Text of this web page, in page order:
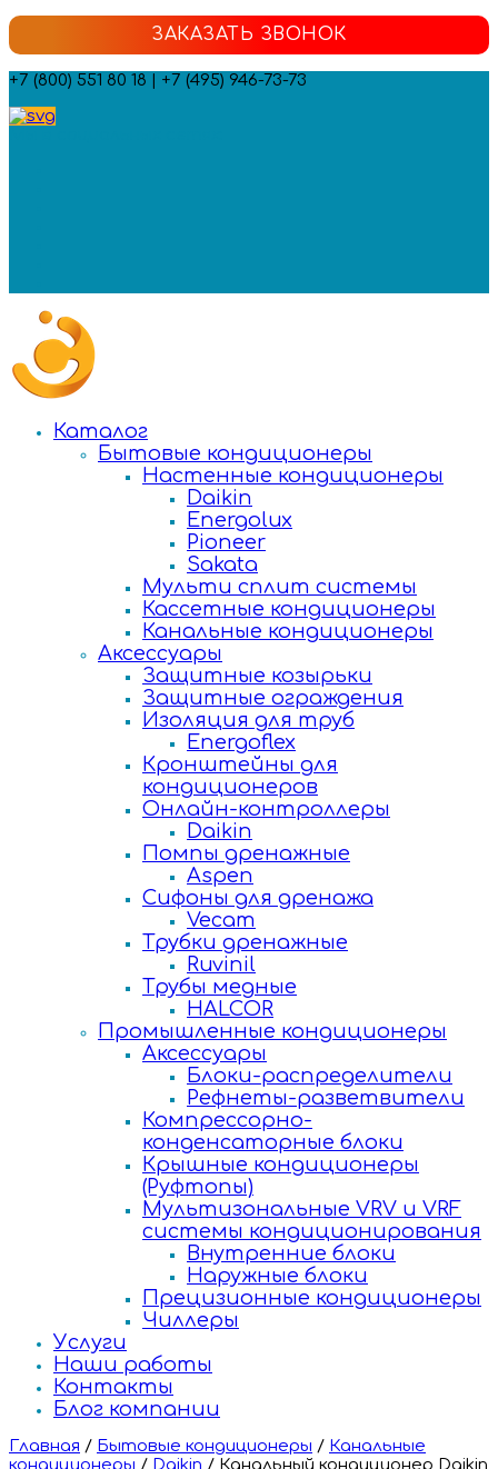
ЗАКАЗАТЬ ЗВОНОК
+7 (800) 551 80 18 | +7 (495) 946-73-73
Каталог
Бытовые кондиционеры
Настенные кондиционеры
Daikin
Energolux
Pioneer
Sakata
Мульти сплит системы
Кассетные кондиционеры
Канальные кондиционеры
Аксессуары
Защитные козырьки
Защитные ограждения
Изоляция для труб
Energoflex
Кронштейны для
кондиционеров
Онлайн-контроллеры
Daikin
Помпы дренажные
Aspen
Сифоны для дренажа
Vecam
Трубки дренажные
Ruvinil
Трубы медные
HALCOR
Промышленные кондиционеры
Аксессуары
Блоки-распределители
Рефнеты-разветвители
Компрессорно-
конденсаторные блоки
Крышные кондиционеры
(Руфтопы)
Мультизональные VRV и VRF
системы кондиционирования
Внутренние блоки
Наружные блоки
Прецизионные кондиционеры
Чиллеры
Услуги
Наши работы
Контакты
Блог компании
Главная / Бытовые кондиционеры / Канальные
кондиционеры / Daikin / Канальный кондиционер Daikin